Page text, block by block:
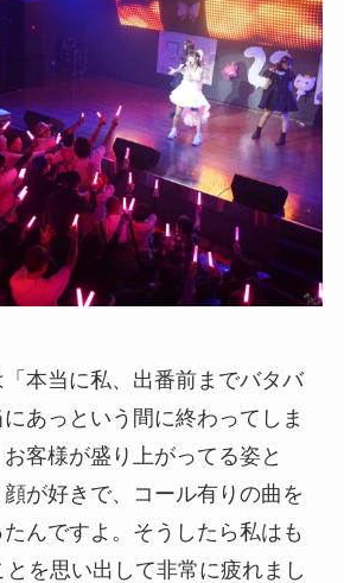
本当に私、出番前までバタバ
あっという間に終わってしま
客様が盛り上がってる姿と
が好きで、コール有りの曲を
んですよ。そうしたら私はも
とを思い出して非常に疲れまし